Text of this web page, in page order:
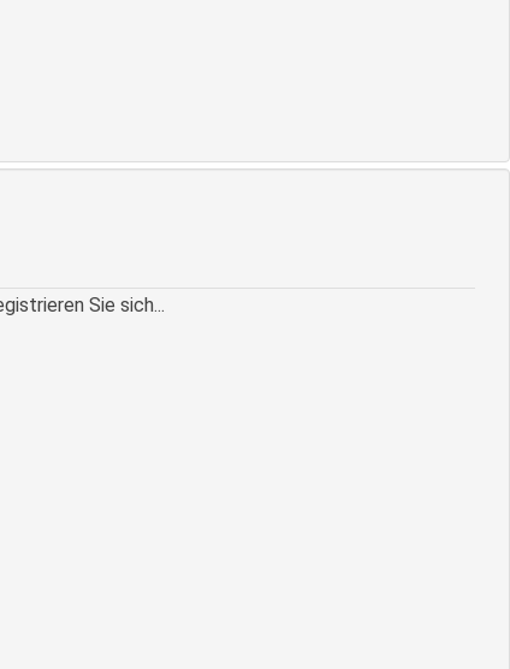
Sie sich...